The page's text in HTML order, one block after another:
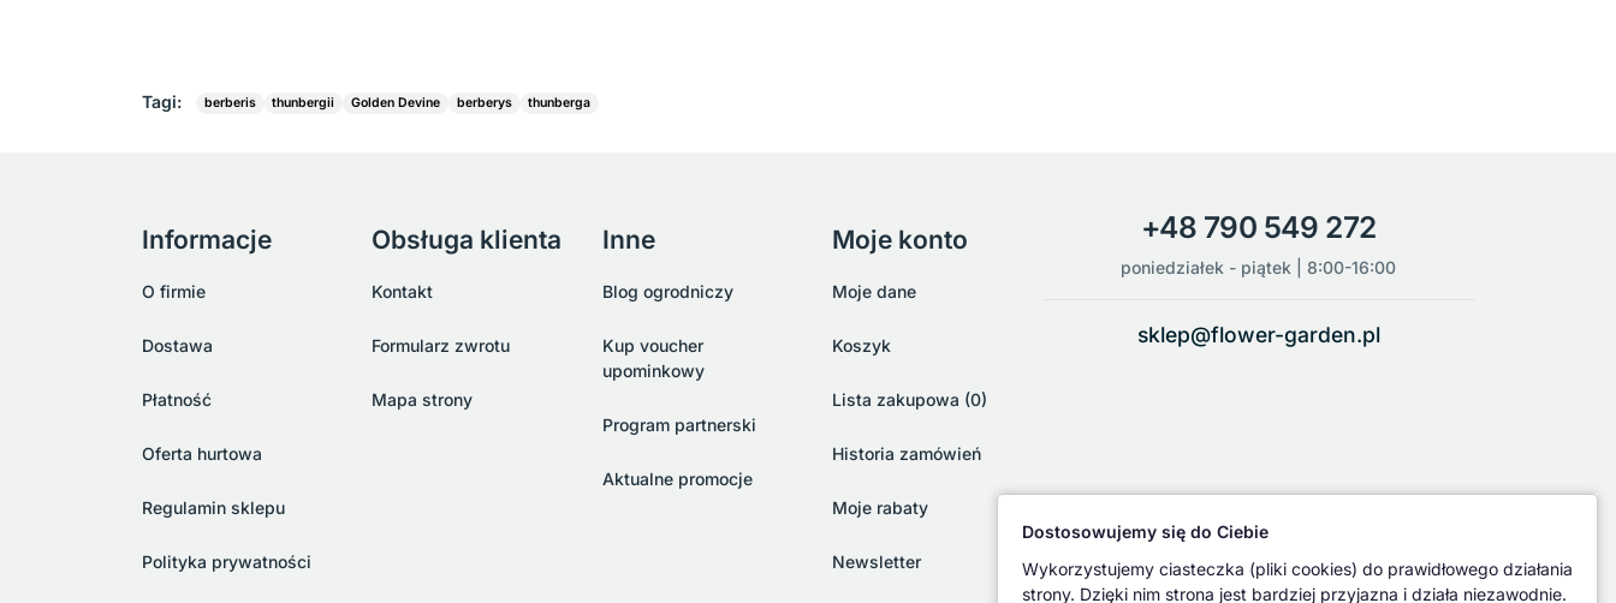
Tagi: berberis thunbergii Golden Devine berberys thunberga
Informacje
O firmie
Dostawa
Płatność
Oferta hurtowa
Regulamin sklepu
Polityka prywatności
Obsługa klienta
Kontakt
Formularz zwrotu
Mapa strony
Inne
Blog ogrodniczy
Kup voucher
upominkowy
Program partnerski
Aktualne promocje
Moje konto
Moje dane
Koszyk
Lista zakupowa (0)
Historia zamówień
Moje rabaty
Newsletter
+48 790 549 272
poniedziałek - piątek | 8:00-16:00
sklep@flower-garden.pl
Dostosowujemy się do Ciebie
Wykorzystujemy ciasteczka (pliki cookies) do prawidłowego działania
strony. Dzięki nim strona jest bardziej przyjazna i działa niezawodnie.